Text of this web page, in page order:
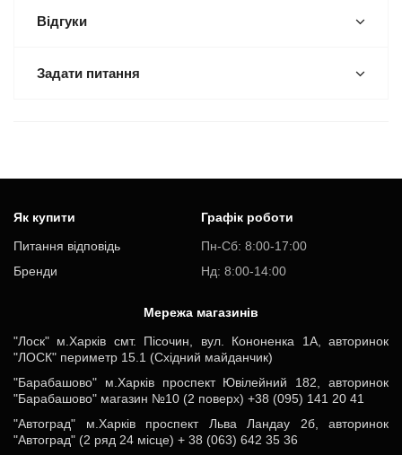
Відгуки
Задати питання
Як купити
Питання відповідь
Бренди
Графік роботи
Пн-Cб: 8:00-17:00
Нд: 8:00-14:00
Мережа магазинів
"Лоск" м.Харків смт. Пісочин, вул. Кононенка 1А, авторинок
"ЛОСК" периметр 15.1 (Східний майданчик)
"Барабашово" м.Харків проспект Ювілейний 182, авторинок
"Барабашово" магазин №10 (2 поверх) +38 (095) 141 20 41
"Автоград" м.Харків проспект Льва Ландау 2б, авторинок
"Автоград" (2 ряд 24 місце) + 38 (063) 642 35 36